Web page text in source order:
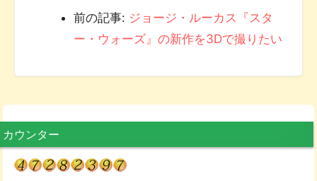
前の記事: ジョージ・ルーカス『スタ
ー・ウォーズ』の新作を3Dで撮りたい
カウンター